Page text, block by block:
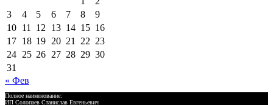
3
4 5 6 7 8
9
10 11 12 13 14 15 16
17 18 19 20 21 22 23
24 25 26 27 28 29 30
31
« Фев
Полное наименование:
ИП Солопаев Станислав Евгеньевич